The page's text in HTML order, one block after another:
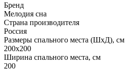
Бренд
Мелодия сна
Страна производителя
Россия
Размеры спального места (ШхД), см
200х200
Ширина спального места, см
200